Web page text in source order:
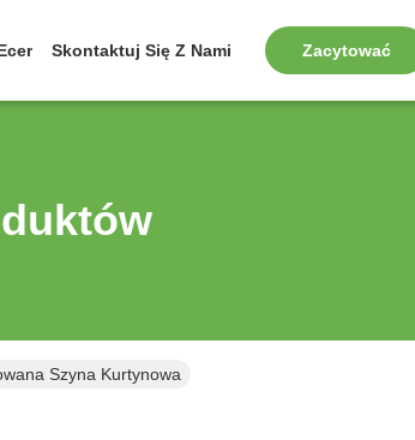
Skontaktuj Się Z Nami Zacytować
Szyna Kurtynowa